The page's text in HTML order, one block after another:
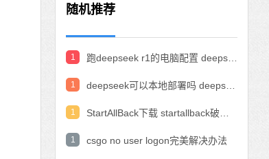
随机推荐
1
1
1
1 csgo no user logon完美解决办法